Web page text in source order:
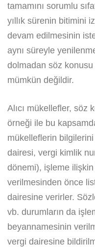
tamamını sorumlu
yıllık sürenin bitimini
devam edilmesinin
aynı süreyle
dolmadan söz
mümkün değildir.
Alıcı mükellefler, söz
örneği ile bu
mükelleflerin bilgilerini
dairesi, vergi kimlik
dönemi), işleme
verilmesinden önce
dairesine verirler.
vb. durumların da
beyannamesinin
vergi dairesine